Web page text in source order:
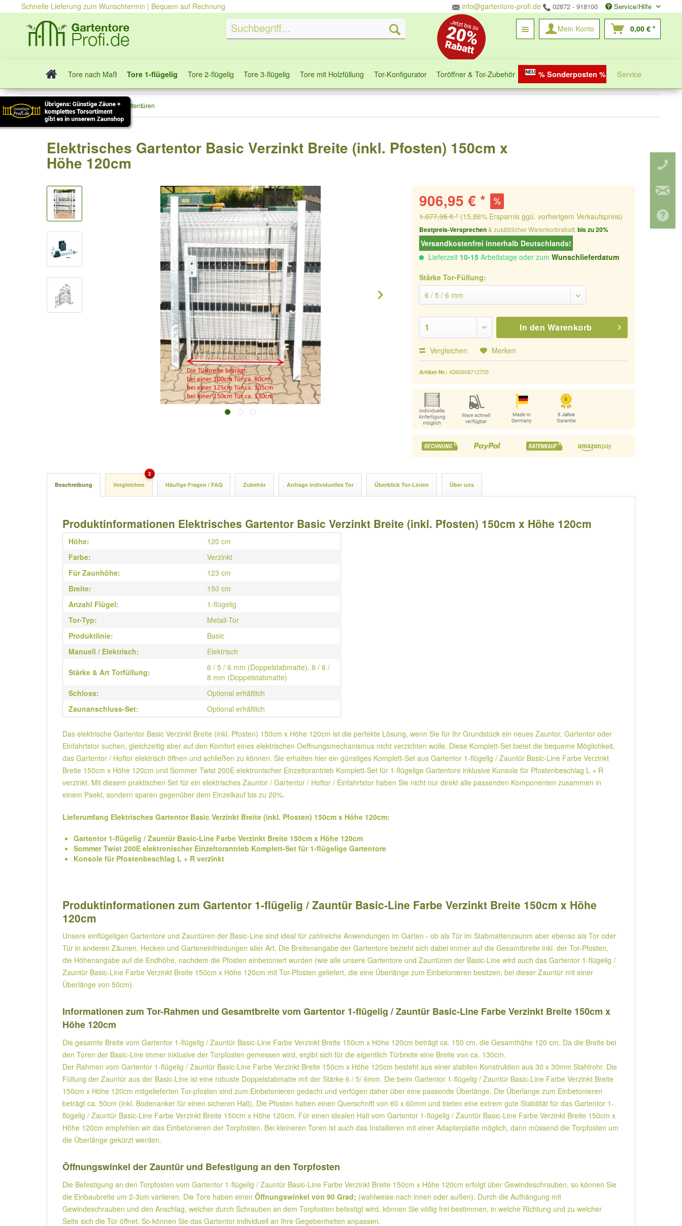
Schnelle Lieferung zum Wunschtermin | Bequem auf Rechnung info@gartentore-profi.de 02872 - 918100 Service/Hilfe
Mein Konto 0,00 € *
Tore nach Maß Tore 1-flügelig Tore 2-flügelig Tore 3-flügelig Tore mit Holzfüllung Tor-Konfigurator Toröffner & Tor-Zubehör % Sonderposten % Service
Tore 1-flügelig Stabmattentüren
Elektrisches Gartentor Basic Verzinkt Breite (inkl. Pfosten) 150cm x
Höhe 120cm
906,95 € *
1.077,95 € * (15,86% Ersparnis ggü. vorherigem Verkaufspreis)
Bestpreis-Versprechen& zusätzlicher Warenkorbrabatt:bis zu 20%
Versandkostenfrei innerhalb Deutschlands!
Lieferzeit 10-15 Arbeitstage oder zumWunschlieferdatum
Stärke Tor-Füllung:
In den Warenkorb
Vergleichen Merken
Artikel-Nr.:4260608712705
Beschreibung Vergleichen
2
Häufige Fragen / FAQ Zubehör Anfrage individuelles Tor Überblick Tor-Linien Über uns
Produktinformationen Elektrisches Gartentor Basic Verzinkt Breite (inkl. Pfosten) 150cm x Höhe 120cm
Höhe:
120 cm
Farbe:
Verzinkt
Für Zaunhöhe:
123 cm
Breite:
150 cm
Anzahl Flügel:
1-flügelig
Tor-Typ:
Metall-Tor
Produktlinie:
Basic
Manuell / Elektrisch:
Elektrisch
Stärke & Art Torfüllung:
6 / 5 / 6 mm (Doppelstabmatte), 8 / 6 /
8 mm (Doppelstabmatte)
Schloss:
Optional erhältlich
Zaunanschluss-Set:
Optional erhältlich
Das elektrische Gartentor Basic Verzinkt Breite (inkl. Pfosten) 150cm x Höhe 120cm ist die perfekte Lösung, wenn Sie für Ihr Grundstück ein neues Zauntor, Gartentor oder
Einfahrtstor suchen, gleichzeitig aber auf den Komfort eines elektrischen Oeffnungsmechanismus nicht verzichten wolle. Diese Komplett-Set bietet die bequeme Möglichkeit,
das Gartentor / Hoftor elektrisch öffnen und schließen zu können. Sie erhalten hier ein günstiges Komplett-Set aus Gartentor 1-flügelig / Zauntür Basic-Line Farbe Verzinkt
Breite 150cm x Höhe 120cm und Sommer Twist 200E elektronischer Einzeltorantrieb Komplett-Set für 1-flügelige Gartentore inklusive Konsole für Pfostenbeschlag L + R
verzinkt. Mit diesem praktischen Set für ein elektrisches Zauntor / Gartentor / Hoftor / Einfahrtstor haben Sie nicht nur direkt alle passenden Komponenten zusammen in
einem Paekt, sondern sparen gegenüber dem Einzelkauf bis zu 20%.
Lieferumfang Elektrisches Gartentor Basic Verzinkt Breite (inkl. Pfosten) 150cm x Höhe 120cm:
Gartentor 1-flügelig / Zauntür Basic-Line Farbe Verzinkt Breite 150cm x Höhe 120cm
Sommer Twist 200E elektronischer Einzeltorantrieb Komplett-Set für 1-flügelige Gartentore
Konsole für Pfostenbeschlag L + R verzinkt
Produktinformationen zum Gartentor 1-flügelig / Zauntür Basic-Line Farbe Verzinkt Breite 150cm x Höhe
120cm
Unsere einflügeligen Gartentore und Zauntüren der Basic-Line sind ideal für zahlreiche Anwendungen im Garten - ob als Tür im Stabmattenzaunm aber ebenso als Tor oder
Tür in anderen Zäunen, Hecken und Garteneinfriedungen aller Art. Die Breitenangabe der Gartentore bezieht sich dabei immer auf die Gesamtbreite inkl. der Tor-Pfosten,
die Höhenangabe auf die Endhöhe, nachdem die Pfosten einbetoniert wurden (wie alle unsere Gartentore und Zauntüren der Basic-Line wird auch das Gartentor 1-flügelig /
Zauntür Basic-Line Farbe Verzinkt Breite 150cm x Höhe 120cm mit Tor-Pfosten geliefert, die eine Überlänge zum Einbetonieren besitzen; bei dieser Zauntür mit einer
Überlänge von 50cm).
Informationen zum Tor-Rahmen und Gesamtbreite vom Gartentor 1-flügelig / Zauntür Basic-Line Farbe Verzinkt Breite 150cm x
Höhe 120cm
Die gesamte Breite vom Gartentor 1-flügelig / Zauntür Basic-Line Farbe Verzinkt Breite 150cm x Höhe 120cm beträgt ca. 150 cm, die Gesamthöhe 120 cm. Da die Breite bei
den Toren der Basic-Line immer inklusive der Torpfosten gemessen wird, ergibt sich für die eigentlich Türbreite eine Breite von ca. 130cm.
Der Rahmen vom Gartentor 1-flügelig / Zauntür Basic-Line Farbe Verzinkt Breite 150cm x Höhe 120cm besteht aus einer stabilen Konstruktion aus 30 x 30mm Stahlrohr. Die
Füllung der Zauntür aus der Basic-Line ist eine robuste Doppelstabmatte mit der Stärke 6 / 5/ 6mm. Die beim Gartentor 1-flügelig / Zauntür Basic-Line Farbe Verzinkt Breite
150cm x Höhe 120cm mitgelieferten Tor-pfosten sind zum Einbetonieren gedacht und verfügen daher über eine passende Überlänge. Die Überlange zum Einbetonieren
beträgt ca. 50cm (inkl. Bodenanker für einen sicheren Halt). Die Pfosten haben einen Querschnitt von 60 x 60mm und bieten eine extrem gute Stabilität für das Gartentor 1-
flügelig / Zauntür Basic-Line Farbe Verzinkt Breite 150cm x Höhe 120cm. Für einen idealen Halt vom Gartentor 1-flügelig / Zauntür Basic-Line Farbe Verzinkt Breite 150cm x
Höhe 120cm empfehlen wir das Einbetonieren der Torpfosten. Bei kleineren Toren ist auch das Installieren mit einer Adapterplatte möglich, dann müssend die Torpfosten um
die Überlänge gekürzt werden.
Öffnungswinkel der Zauntür und Befestigung an den Torpfosten
Die Befestigung an den Torpfosten vom Gartentor 1-flügelig / Zauntür Basic-Line Farbe Verzinkt Breite 150cm x Höhe 120cm erfolgt über Gewindeschrauben, so können Sie
die Einbaubreite um 2-3cm variieren. Die Tore haben einen Öffnungswinkel von 90 Grad; (wahlweise nach innen oder außen). Durch die Aufhängung mit
Gewindeschrauben und den Anschlag, welcher durch Schrauben an dem Torpfosten befestigt wird, können Sie völlig frei bestimmen, in welche Richtung und zu welcher
Seite sich die Tür öffnet. So können Sie das Gartentor individuell an Ihre Gegebenheiten anpassen.